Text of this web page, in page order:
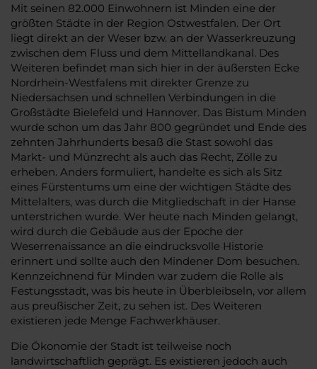
Mit seinen 82.000 Einwohnern ist Minden eine der
größten Städte in der Region Ostwestfalen. Der Ort
liegt direkt an der Weser bzw. an der Wasserkreuzung
zwischen dem Fluss und dem Mittellandkanal. Des
Weiteren befindet man sich hier in der äußersten Ecke
Nordrhein-Westfalens mit direkter Grenze zu
Niedersachsen und schnellen Verbindungen in die
Großstädte Bielefeld und Hannover. Das Bistum Minden
wurde schon um das Jahr 800 gegründet und Ende des
zehnten Jahrhunderts besaß die Stast sowohl das
Markt- und Münzrecht als auch das Recht, Zölle zu
erheben. Anders formuliert, handelte es sich als Sitz
eines Fürstentums um eine der wichtigen Städte des
Mittelalters, was durch die Mitgliedschaft in der Hanse
unterstrichen wurde. Wer heute nach Minden gelangt,
wird durch die Gebäude aus der Epoche der
Weserrenaissance an die eindrucksvolle Historie
erinnert und sollte auch den Mindener Dom besuchen.
Kennzeichnend für Minden war zudem die Rolle als
Festungsstadt, was bis heute in Überbleibseln, vor allem
aus preußischer Zeit, zu sehen ist. Des Weiteren
existieren jede Menge Fachwerkhäuser.
Die Ökonomie der Stadt ist teilweise noch
landwirtschaftlich geprägt. Es existieren jedoch auch